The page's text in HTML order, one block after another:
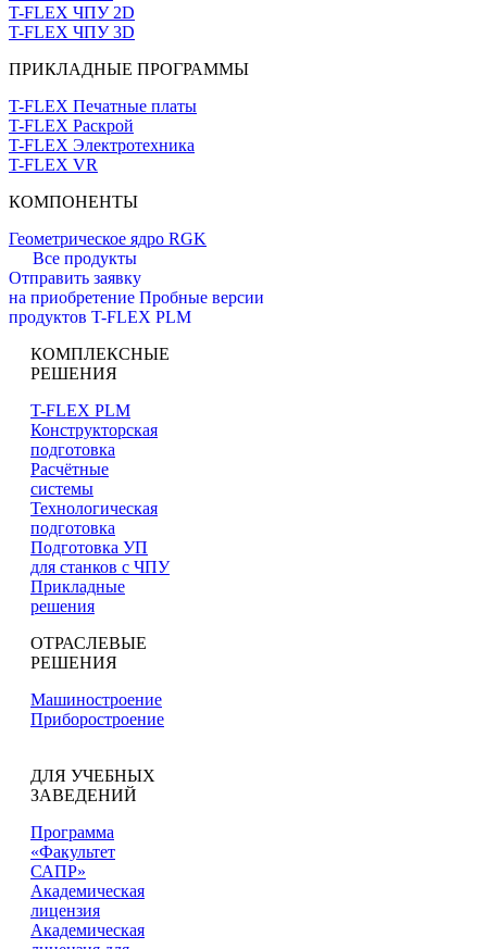
T-FLEX ЧПУ 2D
T-FLEX ЧПУ 3D
ПРИКЛАДНЫЕ ПРОГРАММЫ
T-FLEX Печатные платы
T-FLEX Раскрой
T-FLEX Электротехника
T-FLEX VR
КОМПОНЕНТЫ
Геометрическое ядро RGK
Все продукты
Отправить заявку
на приобретение Пробные версии
продуктов T-FLEX PLM
КОМПЛЕКСНЫЕ
РЕШЕНИЯ
T-FLEX PLM
Конструкторская
подготовка
Расчётные
системы
Технологическая
подготовка
Подготовка УП
для станков с ЧПУ
Прикладные
решения
ОТРАСЛЕВЫЕ
РЕШЕНИЯ
Машиностроение
Приборостроение
ДЛЯ УЧЕБНЫХ
ЗАВЕДЕНИЙ
Программа
«Факультет
САПР»
Академическая
лицензия
Академическая